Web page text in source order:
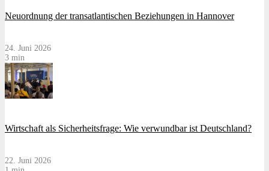
Neuordnung der transatlantischen Beziehungen in Hannover
24. Juni 2026
3 min
Wirtschaft als Sicherheitsfrage: Wie verwundbar ist Deutschland?
22. Juni 2026